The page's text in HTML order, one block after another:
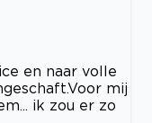
en naar volle
mij
ik zou er zo